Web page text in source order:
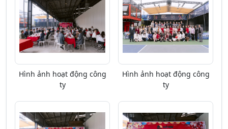
Hình ảnh hoạt động công
ty
Hình ảnh hoạt động công
ty